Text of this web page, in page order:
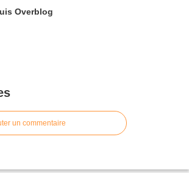
Article publié depuis Overblog
un commentaire